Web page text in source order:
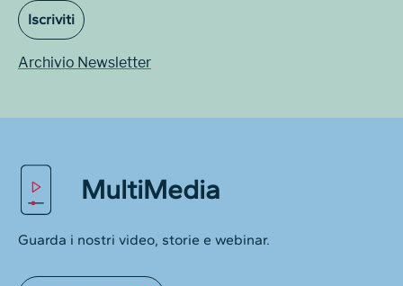
Iscriviti
Archivio Newsletter
MultiMedia
Guarda i nostri video, storie e webinar.